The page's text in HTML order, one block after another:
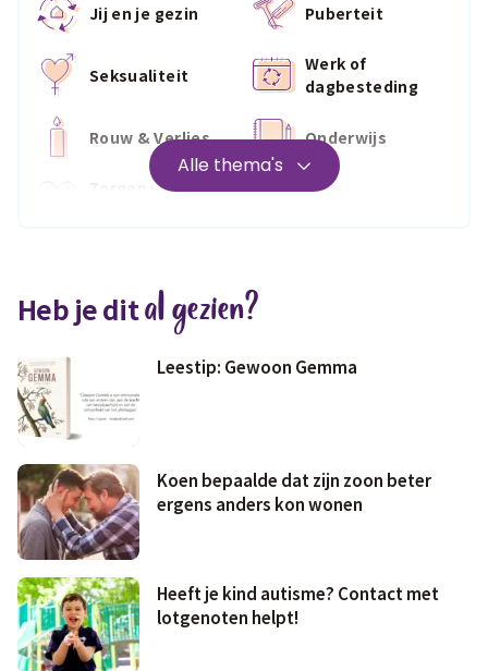
Jij en je gezin Puberteit
Seksualiteit
Werk of
dagbesteding
Rouw & Verlies Onderwijs
Zorgen voor
Wonen
Geld & wetten
Alle thema's
Heb je dital gezien?
Leestip: Gewoon Gemma
Koen bepaalde dat zijn zoon beter
ergens anders kon wonen
Heeft je kind autisme? Contact met
lotgenoten helpt!